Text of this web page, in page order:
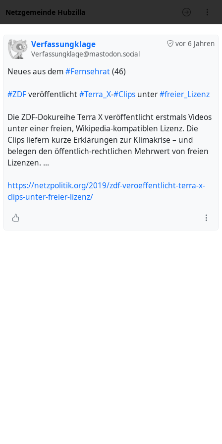
Netzgemeinde Hubzilla
vor 6 Jahren
Verfassungklage
Verfassungklage@mastodon.social
Neues aus dem#Fernsehrat(46)
#ZDFveröffentlicht#Terra_X-#Clips unter#freier_Lizenz
Die ZDF-Dokureihe Terra X veröffentlicht erstmals Videos
unter einer freien, Wikipedia-kompatiblen Lizenz. Die
Clips liefern kurze Erklärungen zur Klimakrise – und
belegen den öffentlich-rechtlichen Mehrwert von freien
Lizenzen. ...
https://netzpolitik.org/2019/zdf-veroeffentlicht-terra-x-
clips-unter-freier-lizenz/